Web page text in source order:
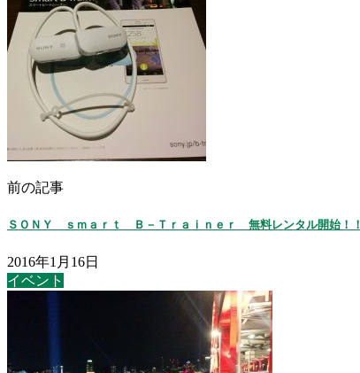
前の記事
ＳＯＮＹ ｓｍａｒｔ Ｂ－Ｔｒａｉｎｅｒ 無料レンタル開始！！
2016年1月16日
イベント